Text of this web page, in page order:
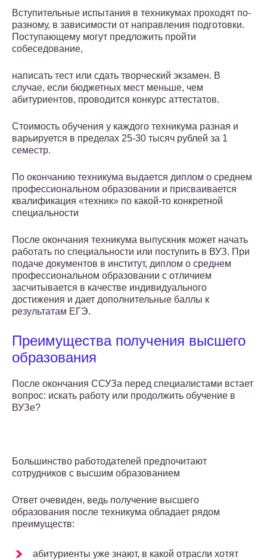
Вступительные испытания в техникумах проходят по-
разному, в зависимости от направления подготовки.
Поступающему могут предложить пройти
собеседование,
написать тест или сдать творческий экзамен. В
случае, если бюджетных мест меньше, чем
абитуриентов, проводится конкурс аттестатов.
Стоимость обучения у каждого техникума разная и
варьируется в пределах 25-30 тысяч рублей за 1
семестр.
По окончанию техникума выдается диплом о среднем
профессиональном образовании и присваивается
квалификация «техник» по какой-то конкретной
специальности
После окончания техникума выпускник может начать
работать по специальности или поступить в ВУЗ. При
подаче документов в институт, диплом о среднем
профессиональном образовании с отличием
засчитывается в качестве индивидуального
достижения и дает дополнительные баллы к
результатам ЕГЭ.
Преимущества получения высшего
образования
После окончания ССУЗа перед специалистами встает
вопрос: искать работу или продолжить обучение в
ВУЗе?
Большинство работодателей предпочитают
сотрудников с высшим образованием
Ответ очевиден, ведь получение высшего
образования после техникума обладает рядом
преимуществ:
абитуриенты уже знают, в какой отрасли хотят